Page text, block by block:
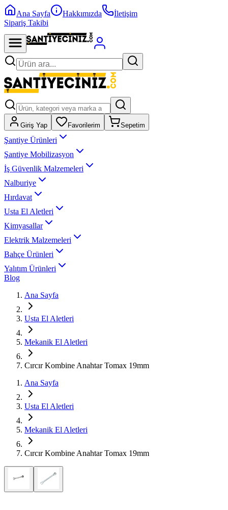
Ana Sayfa Hakkımızda
İletişim
Sipariş Takibi
Giriş Yap Favorilerim Sepetim
Şantiye Ürünleri
Şantiye Mobilizasyon
İş Güvenlik Malzemeleri
Nalburiye
Hırdavat
Usta El Aletleri
Kimyasallar
Elektrik Malzemeleri
Bahçe Ürünleri
Yalıtım Ürünleri
Blog
Ana Sayfa
Usta El Aletleri
Mekanik El Aletleri
Cırcır Kombine Anahtar Tomax 19mm
Ana Sayfa
Usta El Aletleri
Mekanik El Aletleri
Cırcır Kombine Anahtar Tomax 19mm